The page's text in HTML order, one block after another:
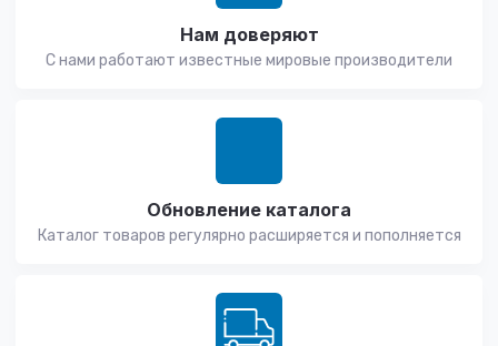
Нам доверяют
С нами работают известные мировые производители
Обновление каталога
Каталог товаров регулярно расширяется и пополняется